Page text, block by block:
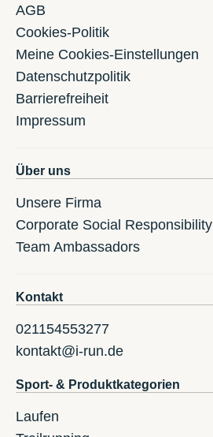
AGB
Cookies-Politik
Meine Cookies-Einstellungen
Datenschutzpolitik
Barrierefreiheit
Impressum
Über uns
Unsere Firma
Corporate Social Responsibility
Team Ambassadors
Kontakt
021154553277
kontakt@i-run.de
Sport- & Produktkategorien
Laufen